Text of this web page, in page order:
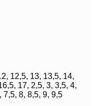
12,5, 13, 13,5, 14,
17, 2,5, 3, 3,5, 4,
7,5, 8, 8,5, 9, 9,5